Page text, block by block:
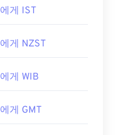
게 IST
게 NZST
게 WIB
게 GMT